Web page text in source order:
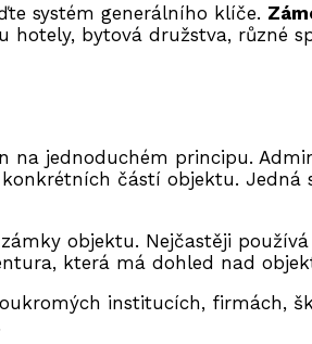
systém generálního klíče.
bytová družstva, různé
na jednoduchém principu.
částí objektu. Jedná
objektu. Nejčastěji
která má dohled nad
institucích,